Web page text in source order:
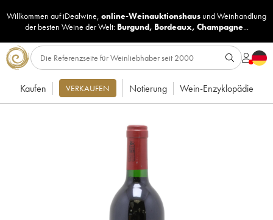
Willkommen auf iDealwine, online-Weinauktionshaus undWeinhandlung
der besten Weine der Welt: Burgund, Bordeaux, Champagne...
Kaufen VERKAUFEN Notierung Wein-Enzyklopädie